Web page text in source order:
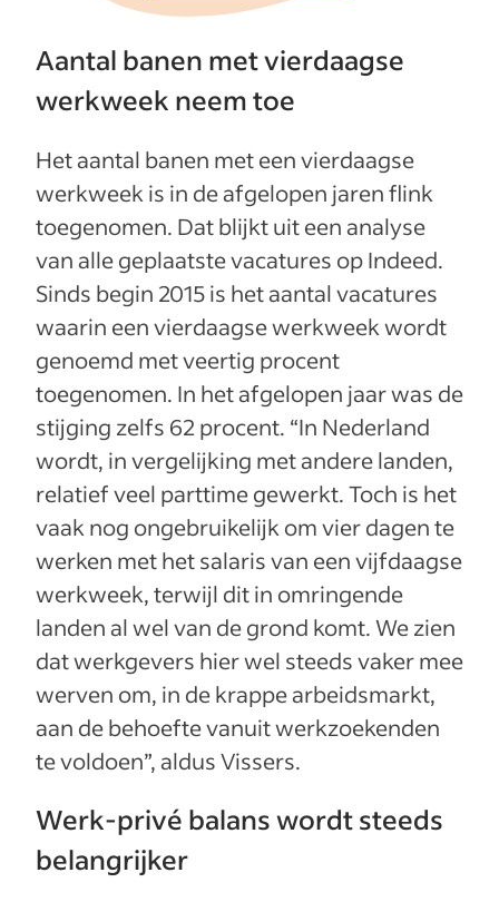
Aantal banen met vierdaagse
werkweek neem toe
Het aantal banen met een vierdaagse
werkweek is in de afgelopen jaren flink
toegenomen. Dat blijkt uit een analyse
van alle geplaatste vacatures op Indeed.
Sinds begin 2015 is het aantal vacatures
waarin een vierdaagse werkweek wordt
genoemd met veertig procent
toegenomen. In het afgelopen jaar was de
stijging zelfs 62 procent. “In Nederland
wordt, in vergelijking met andere landen,
relatief veel parttime gewerkt. Toch is het
vaak nog ongebruikelijk om vier dagen te
werken met het salaris van een vijfdaagse
werkweek, terwijl dit in omringende
landen al wel van de grond komt. We zien
dat werkgevers hier wel steeds vaker mee
werven om, in de krappe arbeidsmarkt,
aan de behoefte vanuit werkzoekenden
te voldoen”, aldus Vissers.
Werk-privé balans wordt steeds
belangrijker